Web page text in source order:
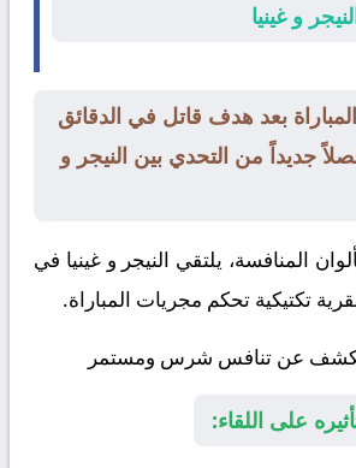
و غينيا
بعد هدف قاتل في الدقائق
جديداً من التحدي بين النيجر و
المنافسة، يلتقي النيجر وغينيا في
تكتيكية تحكم مجريات المباراة.
يكشف عن تنافس شرس ومستمر
على اللقاء: